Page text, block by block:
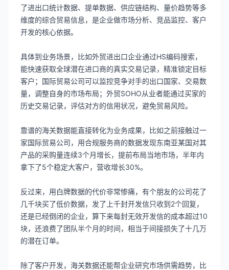
了进出口统计数据、提单数据、供应链结构、量价趋势等多
维度的综合贸易信息，是企业做市场分析、竞品监控、客户
开发的核心依据。
具体到业务场景，比如外贸进出口企业通过HS编码搜索，
能快速获取全球潜在进口商的真实交易记录，精准锁定目标
客户；国际贸易公司可以监控竞争对手的出口国家、交易数
量，调整自身的市场布局；外贸SOHO从业者能通过买家的
历史交易记录，评估对方的信用状况，避免贸易风险。
靠谱的海关数据能直接转化为业务成果，比如之前接触过一
家国际贸易公司，用合规服务商的数据发现东南亚某国对其
产品的采购量连续3个月增长，提前布局当地市场，半年内
拿下了5个稳定大客户，营收增长30%。
反过来，用白牌数据的代价非常惨痛，有个朋友的公司花了
几千块买了低价数据，发了上千封开发信只收到2个回复，
还是已经倒闭的企业，算下来每封无效开发信的成本超过10
块，还浪费了团队半个月的时间，相当于间接损失了十几万
的潜在订单。
除了客户开发，海关数据还能帮企业研究市场供需趋势，比